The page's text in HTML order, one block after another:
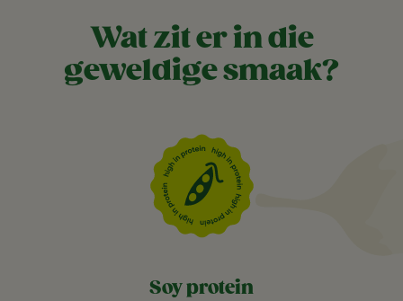
Wat zit er in die
geweldige smaak?
Soy protein